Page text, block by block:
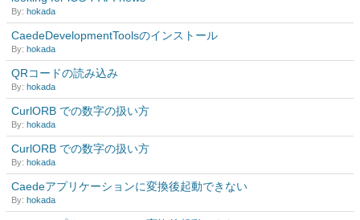
By: hokada
CaedeDevelopmentToolsのインストール
By: hokada
QRコードの読み込み
By: hokada
CurlORB での数字の扱い方
By: hokada
CurlORB での数字の扱い方
By: hokada
Caedeアプリケーションに変換後起動できない
By: hokada